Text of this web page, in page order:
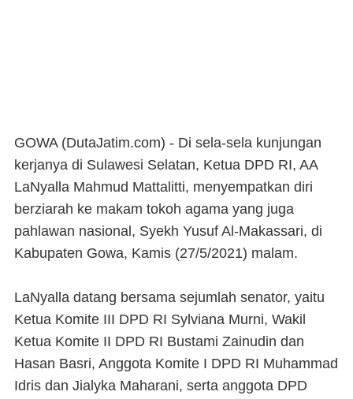
GOWA (DutaJatim.com) - Di sela-sela kunjungan
kerjanya di Sulawesi Selatan, Ketua DPD RI, AA
LaNyalla Mahmud Mattalitti, menyempatkan diri
berziarah ke makam tokoh agama yang juga
pahlawan nasional, Syekh Yusuf Al-Makassari, di
Kabupaten Gowa, Kamis (27/5/2021) malam.
LaNyalla datang bersama sejumlah senator, yaitu
Ketua Komite III DPD RI Sylviana Murni, Wakil
Ketua Komite II DPD RI Bustami Zainudin dan
Hasan Basri, Anggota Komite I DPD RI Muhammad
Idris dan Jialyka Maharani, serta anggota DPD